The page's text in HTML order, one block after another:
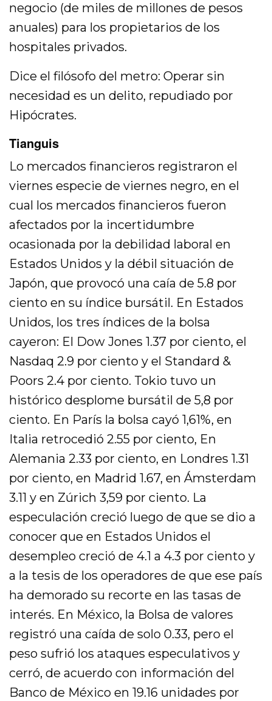
negocio (de miles de millones de pesos
anuales) para los propietarios de los
hospitales privados.
Dice el filósofo del metro: Operar sin
necesidad es un delito, repudiado por
Hipócrates.
Tianguis
Lo mercados financieros registraron el
viernes especie de viernes negro, en el
cual los mercados financieros fueron
afectados por la incertidumbre
ocasionada por la debilidad laboral en
Estados Unidos y la débil situación de
Japón, que provocó una caía de 5.8 por
ciento en su índice bursátil. En Estados
Unidos, los tres índices de la bolsa
cayeron: El Dow Jones 1.37 por ciento, el
Nasdaq 2.9 por ciento y el Standard &
Poors 2.4 por ciento. Tokio tuvo un
histórico desplome bursátil de 5,8 por
ciento. En París la bolsa cayó 1,61%, en
Italia retrocedió 2.55 por ciento, En
Alemania 2.33 por ciento, en Londres 1.31
por ciento, en Madrid 1.67, en Ámsterdam
3.11 y en Zúrich 3,59 por ciento. La
especulación creció luego de que se dio a
conocer que en Estados Unidos el
desempleo creció de 4.1 a 4.3 por ciento y
a la tesis de los operadores de que ese país
ha demorado su recorte en las tasas de
interés. En México, la Bolsa de valores
registró una caída de solo 0.33, pero el
peso sufrió los ataques especulativos y
cerró, de acuerdo con información del
Banco de México en 19.16 unidades por